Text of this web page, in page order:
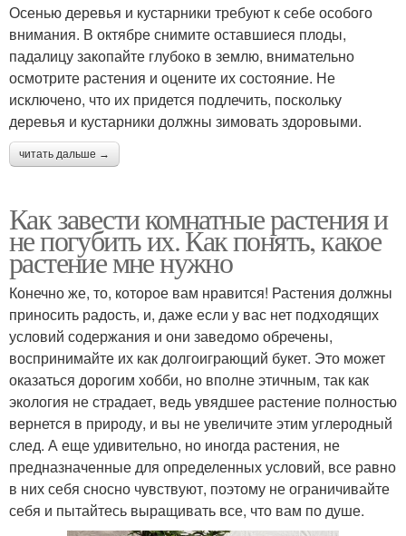
Осенью деревья и кустарники требуют к себе особого
внимания. В октябре снимите оставшиеся плоды,
падалицу закопайте глубоко в землю, внимательно
осмотрите растения и оцените их состояние. Не
исключено, что их придется подлечить, поскольку
деревья и кустарники должны зимовать здоровыми.
читать дальше →
Как завести комнатные растения и
не погубить их. Как понять, какое
растение мне нужно
Конечно же, то, которое вам нравится! Растения должны
приносить радость, и, даже если у вас нет подходящих
условий содержания и они заведомо обречены,
воспринимайте их как долгоиграющий букет. Это может
оказаться дорогим хобби, но вполне этичным, так как
экология не страдает, ведь увядшее растение полностью
вернется в природу, и вы не увеличите этим углеродный
след. А еще удивительно, но иногда растения, не
предназначенные для определенных условий, все равно
в них себя сносно чувствуют, поэтому не ограничивайте
себя и пытайтесь выращивать все, что вам по душе.